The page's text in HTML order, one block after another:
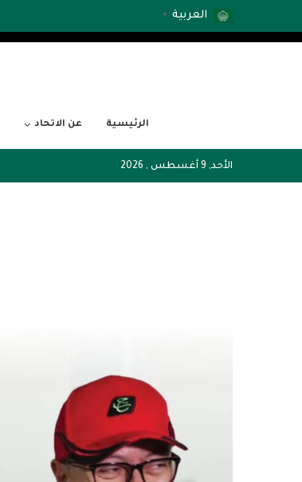
العربية ▼
الرئيسية عن الاتحاد
الأحد, 9 أغسطس , 2026